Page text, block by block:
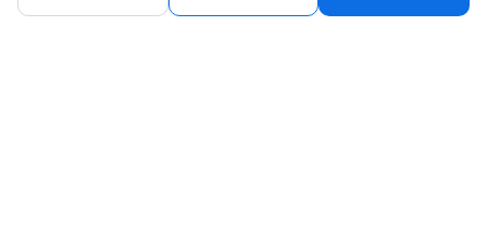
46,000원 46,000원